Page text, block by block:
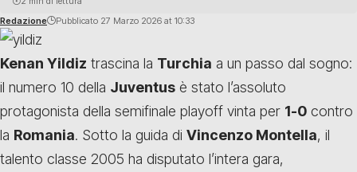
Redazione Pubblicato 27 Marzo 2026 at 10:33
Kenan Yildiz trascina la Turchia a un passo dal sogno:
il numero 10 della Juventus è stato l’assoluto
protagonista della semifinale playoff vinta per 1-0 contro
la Romania. Sotto la guida di Vincenzo Montella, il
talento classe 2005 ha disputato l’intera gara,